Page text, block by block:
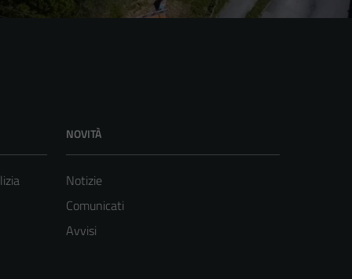
NOVITÀ
Notizie
Comunicati
Avvisi